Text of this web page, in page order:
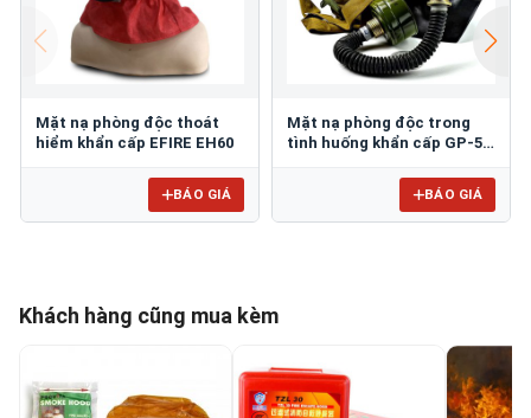
Mặt nạ phòng độc thoát
hiểm khẩn cấp EFIRE EH60
BÁO GIÁ
Mặt nạ phòng độc trong
tình huống khẩn cấp GP-5-
BÁO GIÁ
Khách hàng cũng mua kèm